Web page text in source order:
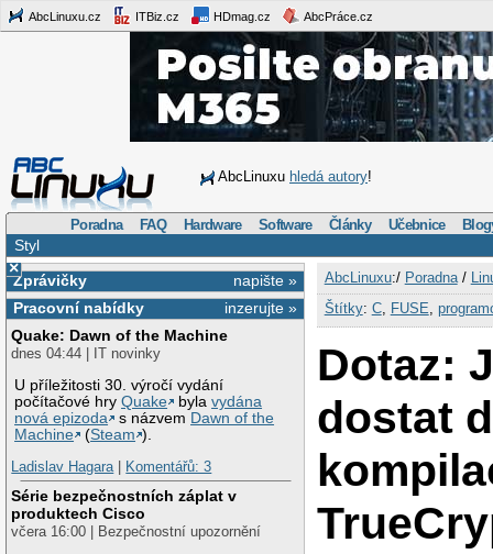
AbcLinuxu.cz ITBiz.cz HDmag.cz AbcPráce.cz
AbcLinuxu hledá autory!
Poradna FAQ Hardware Software Články Učebnice
Styl
×
napište »
Zprávičky
inzerujte »
Pracovní nabídky
Quake: Dawn of the Machine
dnes 04:44 | IT novinky
U příležitosti 30. výročí vydání
počítačové hryQuake bylavydána
nová epizoda
s názvem Dawn of the
Machine
(Steam ).
Ladislav Hagara| Komentářů: 3
Série bezpečnostních záplat v
produktech Cisco
včera 16:00 | Bezpečnostní upozornění
AbcLinuxu:/ Poradna/
Štítky: C, FUSE
Dotaz:
dostat